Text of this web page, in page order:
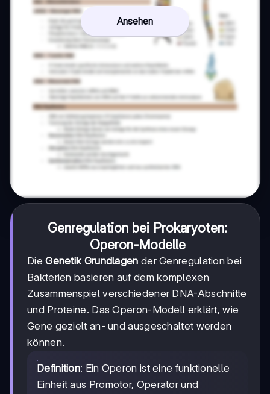
Ansehen
Genregulation bei Prokaryoten:
Operon-Modelle
DieGenetik Grundlagen der Genregulation bei
Bakterien basieren auf dem komplexen
Zusammenspiel verschiedener DNA-Abschnitte
und Proteine. Das Operon-Modell erklärt, wie
Gene gezielt an- und ausgeschaltet werden
können.
Definition: Ein Operon ist eine funktionelle
Einheit aus Promotor, Operator und